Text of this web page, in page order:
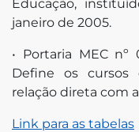
Educação,
janeiro de 2005.
• Portaria MEC
Define os cursos
relação direta com
Link para as tabelas